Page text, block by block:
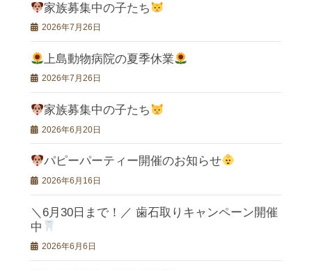
家族募集中の子たち
2026年7月26日
上島動物病院の夏季休業
2026年7月26日
家族募集中の子たち
2026年6月20日
パピーパーティー開催のお知らせ
2026年6月16日
＼6月30日まで！／ 歯石取りキャンペーン開催
中
2026年6月6日